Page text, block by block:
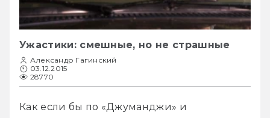
Ужастики: смешные, но не страшные
Александр Гагинский
03.12.2015
28770
Как если бы по «Джуманджи» и